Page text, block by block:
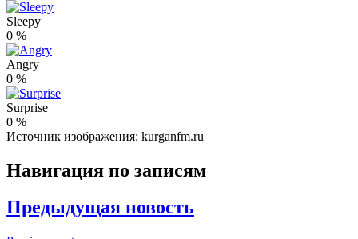
Sleepy
0 %
Angry
0 %
Surprise
0 %
Источник изображения: kurganfm.ru
Навигация по записям
Предыдущая новость